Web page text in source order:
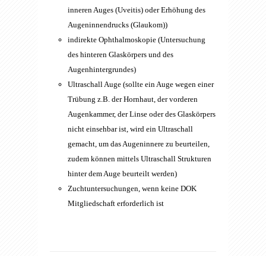
inneren Auges (Uveitis) oder Erhöhung des
Augeninnendrucks (Glaukom))
indirekte Ophthalmoskopie (Untersuchung
des hinteren Glaskörpers und des
Augenhintergrundes)
Ultraschall Auge (sollte ein Auge wegen einer
Trübung z.B. der Hornhaut, der vorderen
Augenkammer, der Linse oder des Glaskörpers
nicht einsehbar ist, wird ein Ultraschall
gemacht, um das Augeninnere zu beurteilen,
zudem können mittels Ultraschall Strukturen
hinter dem Auge beurteilt werden)
Zuchtuntersuchungen, wenn keine DOK
Mitgliedschaft erforderlich ist